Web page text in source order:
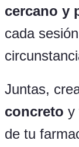
cercano y
cada
Juntas,
concreto y
de tu